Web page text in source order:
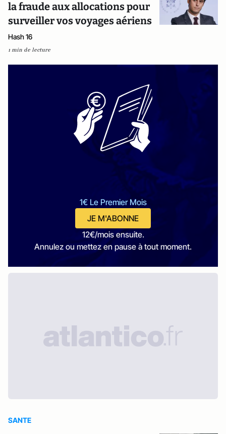
la fraude aux allocations pour
surveiller vos voyages aériens
Hash 16
1 min de lecture
1€ Le Premier Mois
JE M'ABONNE
12€/mois ensuite.
Annulez ou mettez en pause à tout moment.
SANTE